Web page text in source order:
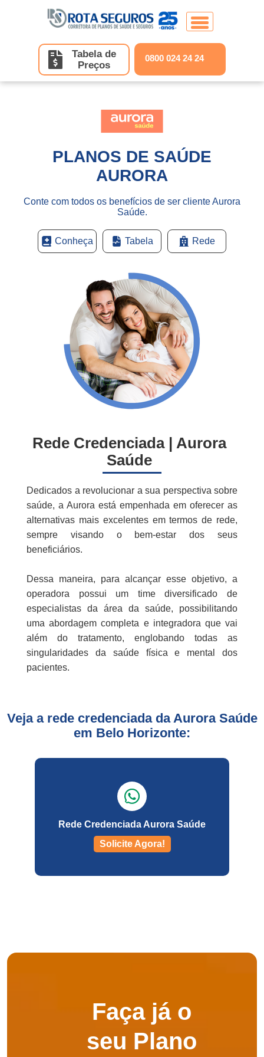
Home
Planos de Saúde
MedGold
Hapvida
Planos de Saúde Individuais (Adesão)
Amil Saúde
Aurora Saúde
Hapvida
Sulamérica Saúde
Select
Unimed
UsiSaúde
Planos de Saúde Empresariais
Amil
Sulamérica Saúde
Select
Bradesco Odonto
Seguros
Belo Horizonte/MG
Caxias do Sul/RS
Colatina/ES
Curitiba/PR
Maringá/PR
Porto Alegre/RS
Petrolina/PE
Salvador/BA
Uberlândia/MG
Vitória/ES
Contato
Tabela de
Preços
0800 024 24 24
PLANOS DE SAÚDE
AURORA
Conte com todos os benefícios de ser cliente Aurora
Saúde.
Conheça Tabela Rede
Rede Credenciada | Aurora
Saúde
Dedicados a revolucionar a sua perspectiva sobre
saúde, a Aurora está empenhada em oferecer as
alternativas mais excelentes em termos de rede,
sempre visando o bem-estar dos seus
beneficiários.
Dessa maneira, para alcançar esse objetivo, a
operadora possui um time diversificado de
especialistas da área da saúde, possibilitando
uma abordagem completa e integradora que vai
além do tratamento, englobando todas as
singularidades da saúde física e mental dos
pacientes.
Veja a rede credenciada da Aurora Saúde
em Belo Horizonte:
Rede Credenciada Aurora Saúde
Solicite Agora!
Faça já o
seu Plano